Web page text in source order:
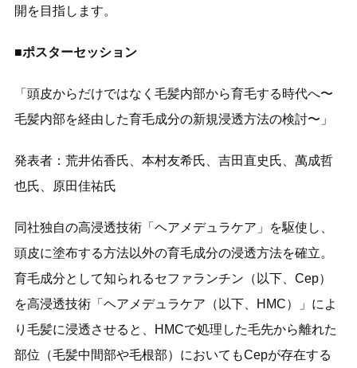
開を目指します。
■ポスターセッション
「頭⽪からだけではなく⽑髪内部から育⽑する時代へ〜
⽑髪内部を経由した育⽑成分の新規浸透⽅法の検討〜」
発表者：荒井佑⾹氏、本村友希氏、吉⽥直史氏、萬成哲
也氏、原⽥佳祐氏
同社独自の高浸透技術「ヘアメデュラケア」を駆使し、
頭皮に塗布する方法以外の育毛成分の浸透方法を確立。
育毛成分として知られるセファランチン（以下、Cep）
を高浸透技術「ヘアメデュラケア（以下、HMC）」によ
り毛髪に浸透させると、HMCで処理した毛先から離れた
部位（毛髪中間部や毛根部）においてもCepが存在する